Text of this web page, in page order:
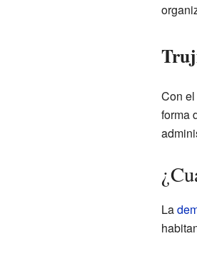
Con
forma
La